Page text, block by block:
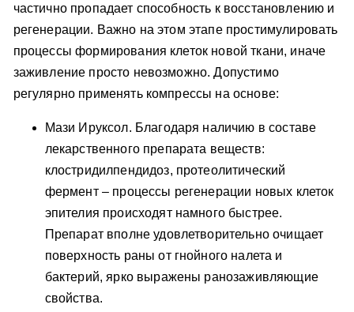
частично пропадает способность к восстановлению и
регенерации. Важно на этом этапе простимулировать
процессы формирования клеток новой ткани, иначе
заживление просто невозможно. Допустимо
регулярно применять компрессы на основе:
Мази Ируксол. Благодаря наличию в составе
лекарственного препарата веществ:
клостридилпендидоз, протеолитический
фермент – процессы регенерации новых клеток
эпителия происходят намного быстрее.
Препарат вполне удовлетворительно очищает
поверхность раны от гнойного налета и
бактерий, ярко выражены ранозаживляющие
свойства.